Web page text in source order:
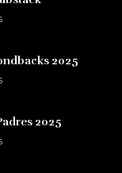
2025
2025